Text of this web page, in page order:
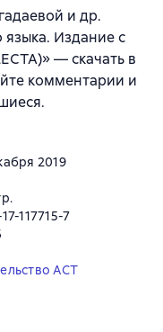
и др.
языка. Издание с
— скачать в
комментарии и
2019
117715-7
АСТ